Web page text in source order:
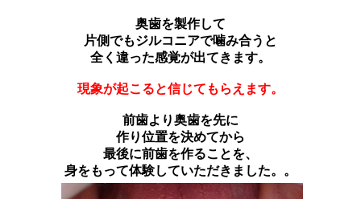
奥歯を製作して
片側でもジルコニアで噛み合うと
全く違った感覚が出てきます。
現象が起こると信じてもらえます。
前歯より奥歯を先に
作り位置を決めてから
最後に前歯を作ることを、
身をもって体験していただきました。。